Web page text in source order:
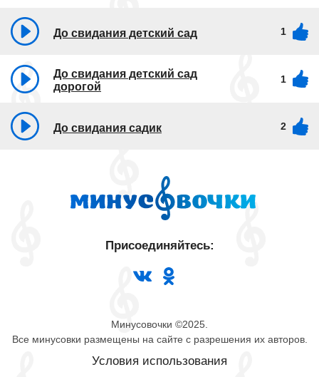
До свидания детский сад 1
До свидания детский сад
дорогой
1
До свидания садик 2
Минусовочки ©2025.
Все минусовки размещены на сайте с разрешения их авторов.
Условия использования
Присоединяйтесь: